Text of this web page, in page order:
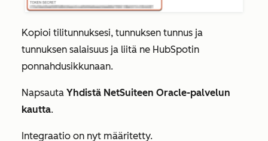
Kopioi tilitunnuksesi, tunnuksen tunnus ja
tunnuksen salaisuus ja liitä ne HubSpotin
ponnahdusikkunaan.
Napsauta Yhdistä NetSuiteen Oracle-palvelun
kautta.
Integraatio on nyt määritetty.